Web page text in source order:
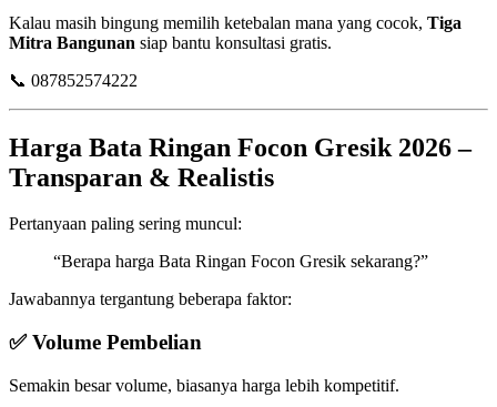
Kalau masih bingung memilih ketebalan mana yang cocok, Tiga
Mitra Bangunan siap bantu konsultasi gratis.
📞 087852574222
Harga Bata Ringan Focon Gresik 2026 –
Transparan & Realistis
Pertanyaan paling sering muncul:
“Berapa harga Bata Ringan Focon Gresik sekarang?”
Jawabannya tergantung beberapa faktor:
✅ Volume Pembelian
Semakin besar volume, biasanya harga lebih kompetitif.